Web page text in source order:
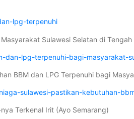
lpg-terpenuhi
Sulawesi Selatan di
lpg-terpenuhi-bagi-masyarakat-
BBM dan LPG Terpenuhi bagi
sulawesi-pastikan-kebutuhan-
Terkenal Irit (Ayo Semarang)